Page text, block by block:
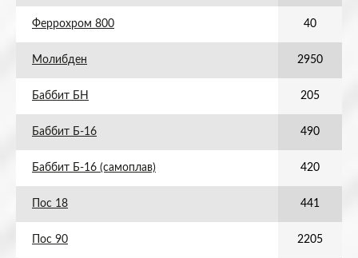
Феррохром 800 40
Молибден 2950
Баббит БН 205
Баббит Б-16 490
Баббит Б-16 (самоплав) 420
Пос 18 441
Пос 90 2205